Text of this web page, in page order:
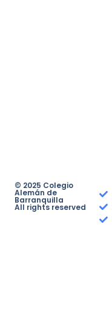
© 2025 Colegio
Alemán de
Barranquilla
All rights reserved